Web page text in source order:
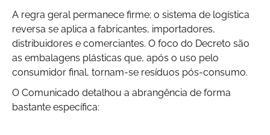
A regra geral permanece firme: o sistema de logística
reversa se aplica a fabricantes, importadores,
distribuidores e comerciantes. O foco do Decreto são
as embalagens plásticas que, após o uso pelo
consumidor final, tornam-se resíduos pós-consumo.
O Comunicado detalhou a abrangência de forma
bastante específica: